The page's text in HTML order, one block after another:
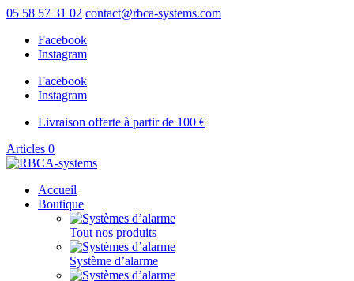
05 58 57 31 02 contact@rbca-systems.com
Facebook
Instagram
Facebook
Instagram
Livraison offerte à partir de 100 €
Articles 0
Accueil
Boutique
Tout nos produits
Système d’alarme